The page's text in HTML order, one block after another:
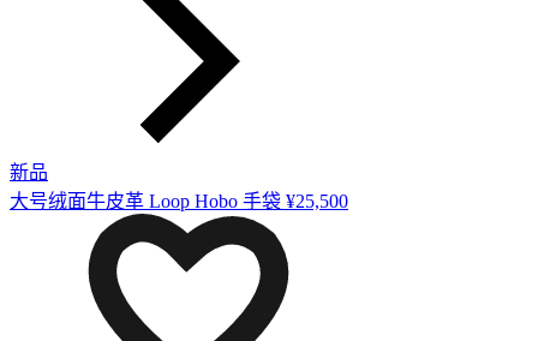
新品
大号绒面牛皮革 Loop Hobo 手袋 ¥25,500